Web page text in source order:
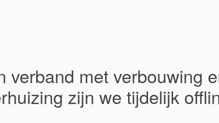
verband met verbouwing
zijn we tijdelijk